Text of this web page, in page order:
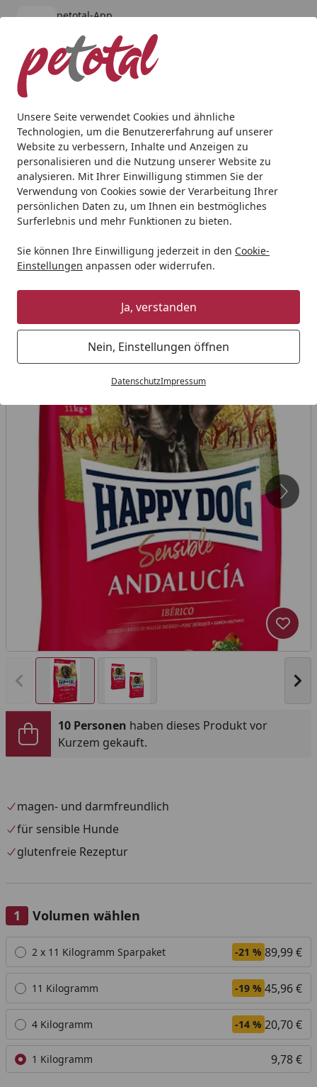
Unsere Seite verwendet Cookies und ähnliche
Technologien, um die Benutzererfahrung auf unserer
Website zu verbessern, Inhalte und Anzeigen zu
personalisieren und die Nutzung unserer Website zu
analysieren. Mit Ihrer Einwilligung stimmen Sie der
Verwendung von Cookies sowie der Verarbeitung Ihrer
persönlichen Daten zu, um Ihnen ein bestmögliches
Surferlebnis und mehr Funktionen zu bieten.
Sie können Ihre Einwilligung jederzeit in den Cookie-
Einstellungen anpassen oder widerrufen.
Ja, verstanden
Nein, Einstellungen öffnen
DatenschutzImpressum
petotal-App
kostenlos - Im App Store
Alle Produkte
Mein Konto
Suchen
Startseite
Hund Hundetrockenfutter HAPPY DOG HAPPY DOG
HAPPY DOG Supreme Sensible
Andalucía Ibérico
Hundetrockenfutter
Vorheriges Bild anzeigen
10 Personen haben dieses Produkt vor
Kurzem gekauft.
magen- und darmfreundlich
für sensible Hunde
glutenfreie Rezeptur
Volumen wählen
Alle anzeigen (4)
2 x 11 Kilogramm Sparpaket -21 % 89,99 €
11 Kilogramm -19 % 45,96 €
4 Kilogramm -14 % 20,70 €
1 Kilogramm 9,78 €